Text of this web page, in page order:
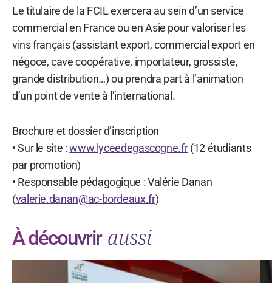
Le titulaire de la FCIL exercera au sein d’un service
commercial en France ou en Asie pour valoriser les
vins français (assistant export, commercial export en
négoce, cave coopérative, importateur, grossiste,
grande distribution…) ou prendra part à l’animation
d’un point de vente à l’international.
Brochure et dossier d’inscription
• Sur le site :www.lyceedegascogne.fr(12 étudiants
par promotion)
• Responsable pédagogique : Valérie Danan
(valerie.danan@ac-bordeaux.fr)
À découvrir aussi